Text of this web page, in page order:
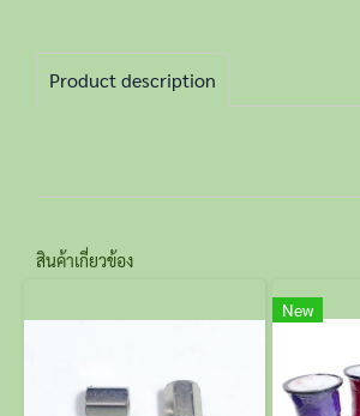
Product description
สินค้าเกี่ยวข้อง
New